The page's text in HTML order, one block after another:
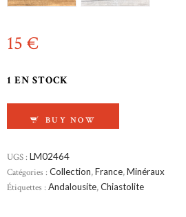
15 €
1 EN STOCK
BUY NOW
UGS : LM02464
Catégories : Collection,France,Minéraux
Étiquettes : Andalousite,Chiastolite